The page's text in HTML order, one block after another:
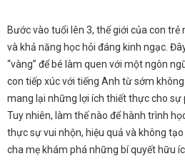
Bước vào tuổi lên 3, thế giới của con trẻ
và khả năng học hỏi đáng kinh ngạc.
“vàng” để bé làm quen với một ngôn
con tiếp xúc với tiếng Anh từ sớm
mang lại những lợi ích thiết thực cho sự
Tuy nhiên, làm thế nào để hành trình
thực sự vui nhộn, hiệu quả và không
cha mẹ khám phá những bí quyết hữu